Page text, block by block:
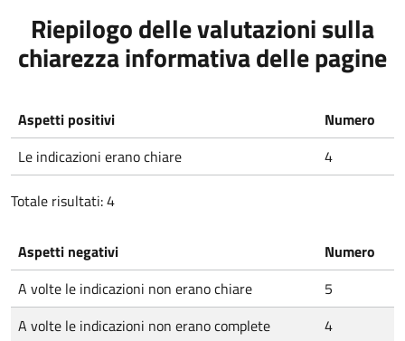
Riepilogo delle valutazioni sulla
chiarezza informativa delle pagine
Aspetti positivi
Numero
Le indicazioni erano chiare
4
Totale risultati: 4
Aspetti negativi
Numero
A volte le indicazioni non erano chiare
5
A volte le indicazioni non erano complete
4